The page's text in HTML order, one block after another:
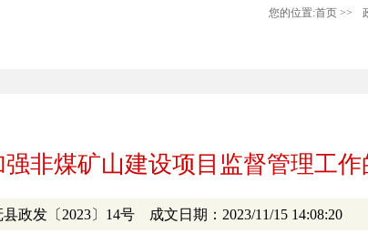
您的位置:首页 >>
非煤矿山建设项目监督管理工
政发〔2023〕14号 成文日期：2023/11/15 14:08:20